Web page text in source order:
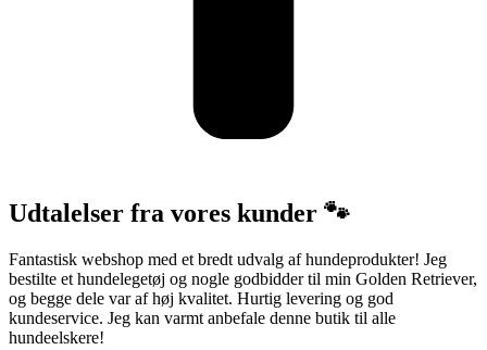
Udtalelser fra vores kunder 🐾
Fantastisk webshop med et bredt udvalg af hundeprodukter! Jeg
bestilte et hundelegetøj og nogle godbidder til min Golden Retriever,
og begge dele var af høj kvalitet. Hurtig levering og god
kundeservice. Jeg kan varmt anbefale denne butik til alle
hundeelskere!